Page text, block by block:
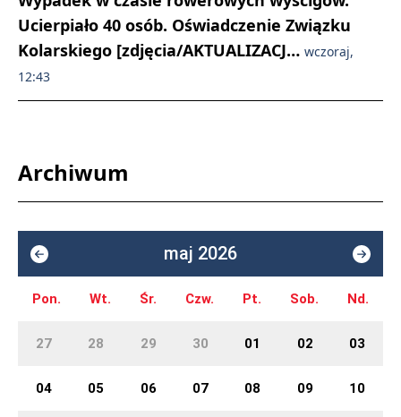
Ucierpiało 40 osób. Oświadczenie Związku
Kolarskiego [zdjęcia/AKTUALIZACJ… wczoraj,
12:43
Archiwum
maj 2026
Pon. Wt. Śr. Czw. Pt. Sob. Nd.
27 28 29 30 01 02 03
04 05 06 07 08 09 10